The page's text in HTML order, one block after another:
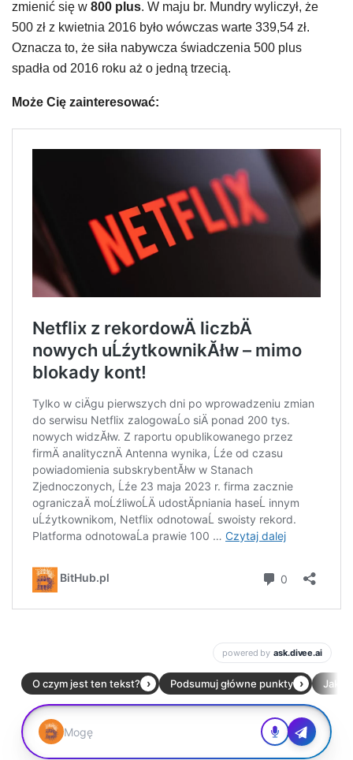
zmienić się w 800 plus. W maju br. Mundry wyliczył, że
500 zł z kwietnia 2016 było wówczas warte 339,54 zł.
Oznacza to, że siła nabywcza świadczenia 500 plus
spadła od 2016 roku aż o jedną trzecią.
Może Cię zainteresować: